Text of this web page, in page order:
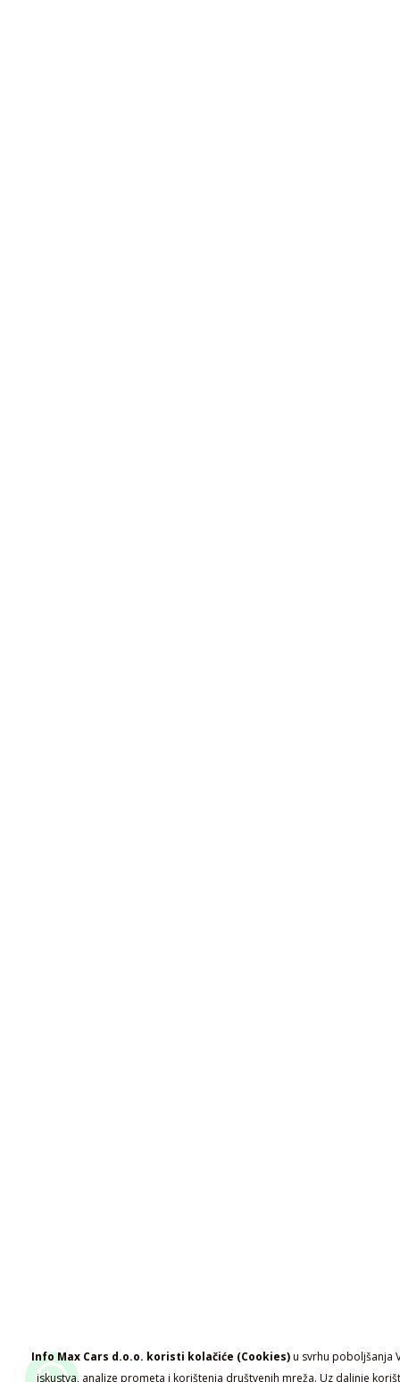
Info Max Cars d.o.o. koristi kolačiće (Cookies)u svrhu poboljšanja
iskustva, analize prometa i korištenja društvenih mreža. Uz daljnje